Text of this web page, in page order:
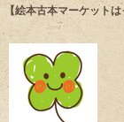
【絵本古本マーケット